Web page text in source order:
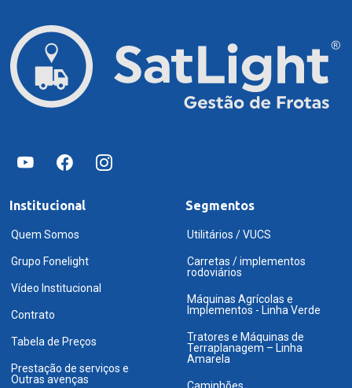
Institucional
Quem Somos
Grupo Fonelight
Vídeo Institucional
Contrato
Tabela de Preços
Prestação de serviços e
Outras avenças
Segmentos
Utilitários / VUCS
Carretas / implementos
rodoviários
Máquinas Agrícolas e
Implementos - Linha Verde
Tratores e Máquinas de
Terraplanagem – Linha
Amarela